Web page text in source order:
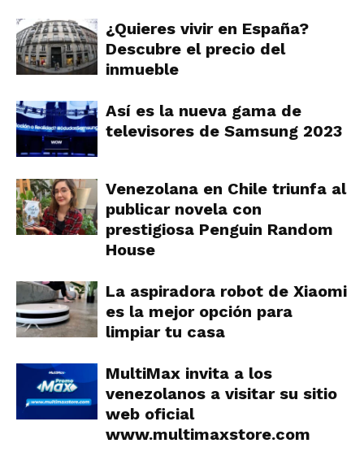
¿Quieres vivir en España?
Descubre el precio del
inmueble
Así es la nueva gama de
televisores de Samsung 2023
Venezolana en Chile triunfa al
publicar novela con
prestigiosa Penguin Random
House
La aspiradora robot de Xiaomi
es la mejor opción para
limpiar tu casa
MultiMax invita a los
venezolanos a visitar su sitio
web oficial
www.multimaxstore.com